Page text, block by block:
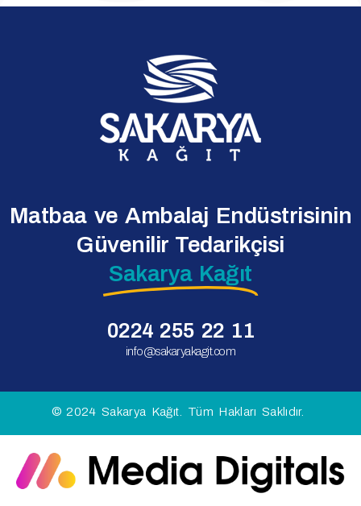
Matbaa ve Ambalaj Endüstrisinin
Güvenilir Tedarikçisi
Sakarya Kağıt
0224 255 22 11
info@sakaryakagit.com
© 2024 Sakarya Kağıt. Tüm Hakları Saklıdır.